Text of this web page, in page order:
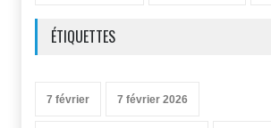
ÉTIQUETTES
7 février 7 février 2026